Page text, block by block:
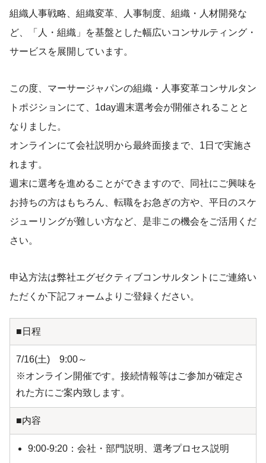
組織人事戦略、組織変革、人事制度、組織・人材開発な
ど、「人・組織」を基盤とした幅広いコンサルティング・
サービスを展開しています。
この度、マーサージャパンの組織・人事変革コンサルタン
トポジションにて、1day週末選考会が開催されることと
なりました。
オンラインにて会社説明から最終面接まで、1日で実施さ
れます。
週末に選考を進めることができますので、同社にご興味を
お持ちの方はもちろん、転職をお急ぎの方や、平日のスケ
ジューリングが難しい方など、是非この機会をご活用くだ
さい。
申込方法は弊社エグゼクティブコンサルタントにご連絡い
ただくか下記フォームよりご登録ください。
■日程
7/16(土) 9:00～
※オンライン開催です。接続情報等はご参加が確定さ
れた方にご案内致します。
■内容
9:00-9:20：会社・部門説明、選考プロセス説明